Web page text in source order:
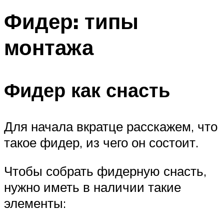
Фидер: типы
монтажа
Фидер как снасть
Для начала вкратце расскажем, что
такое фидер, из чего он состоит.
Чтобы собрать фидерную снасть,
нужно иметь в наличии такие
элементы: